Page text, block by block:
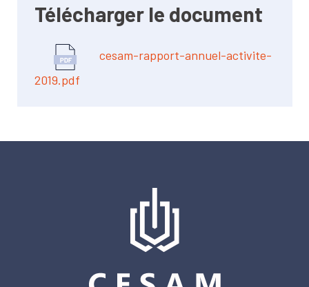
Télécharger le document
cesam-rapport-annuel-activite-
2019.pdf